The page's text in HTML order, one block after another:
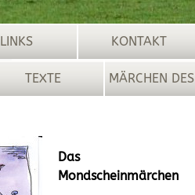
LINKS KONTAKT
TEXTE MÄRCHEN
Das
Mondscheinmärchen